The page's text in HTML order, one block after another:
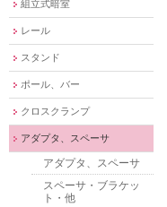
組立式暗室
レール
スタンド
ポール、バー
クロスクランプ
アダプタ、スペーサ
アダプタ、スペーサ
スペーサ・ブラケッ
ト・他